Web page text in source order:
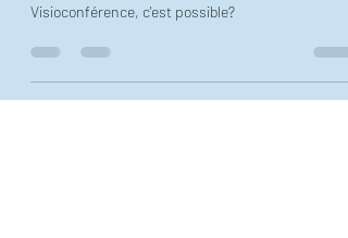
Visioconférence, c'est possible?